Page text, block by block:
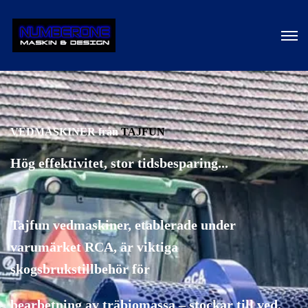
VEDMASKINER frånTAJFUN
Hög effektivitet, stor tidsbesparing...
Tajfun vedmaskiner, etablerade under
varumärket RCA, är viktiga
skogsbrukstillbehör för
bearbetning av träbiomassa – stockar till ved.